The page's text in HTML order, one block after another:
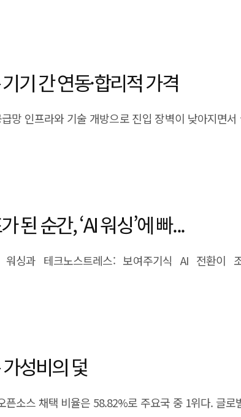
기 간 연동·합리적 가격
망 인프라와 기술 개방으로 진입 장벽이 낮아지면서
된 순간, ‘AI 워싱’에 빠...
워싱과 테크노스트레스: 보여주기식 AI 전환이
성비의 덫
픈소스 채택 비율은 58.82%로 주요국 중 1위다. 글